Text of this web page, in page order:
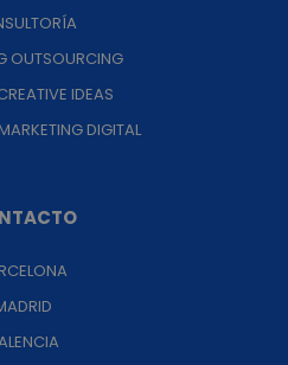
OUTSOURCING
IDEAS
DIGITAL